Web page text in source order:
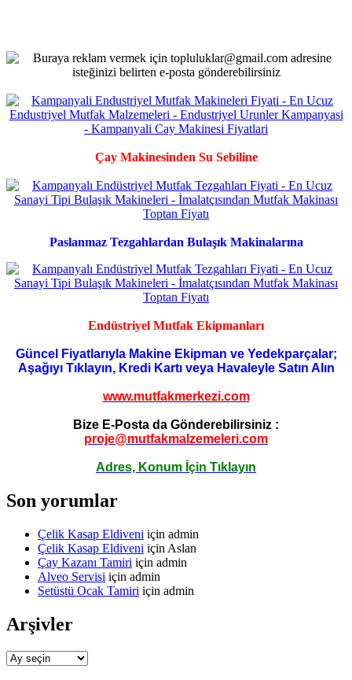
Çay Makinesinden Su Sebiline
Paslanmaz Tezgahlardan Bulaşık Makinalarına
Endüstriyel Mutfak Ekipmanları
Güncel Fiyatlarıyla Makine Ekipman ve Yedekparçalar;
Aşağıyı Tıklayın, Kredi Kartı veya Havaleyle Satın Alın
www.mutfakmerkezi.com
Bize E-Posta da Gönderebilirsiniz :
proje@mutfakmalzemeleri.com
Adres, Konum İçin Tıklayın
Son yorumlar
Çelik Kasap Eldiveni için admin
Çelik Kasap Eldiveni için Aslan
Çay Kazanı Tamiri için admin
Alveo Servisi için admin
Setüstü Ocak Tamiri için admin
Arşivler
Arşivler